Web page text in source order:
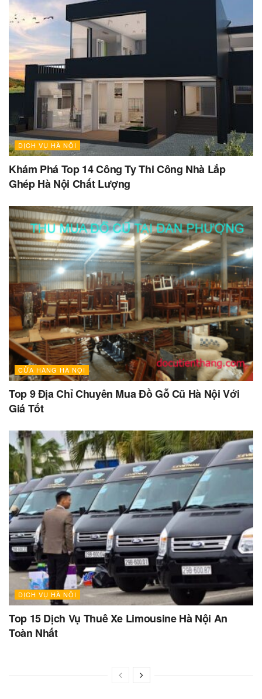
DỊCH VỤ HÀ NỘI
Khám Phá Top 14 Công Ty Thi Công Nhà Lắp
Ghép Hà Nội Chất Lượng
CỬA HÀNG HÀ NỘI
Top 9 Địa Chỉ Chuyên Mua Đồ Gỗ Cũ Hà Nội Với
Giá Tốt
DỊCH VỤ HÀ NỘI
Top 15 Dịch Vụ Thuê Xe Limousine Hà Nội An
Toàn Nhất